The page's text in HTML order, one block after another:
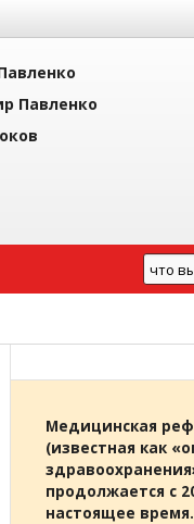
Павленко
Медицинская
(известная как
продолжается с
настоящее